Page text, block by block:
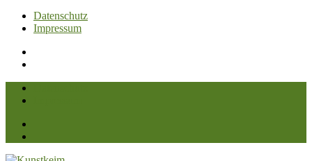
Datenschutz
Impressum